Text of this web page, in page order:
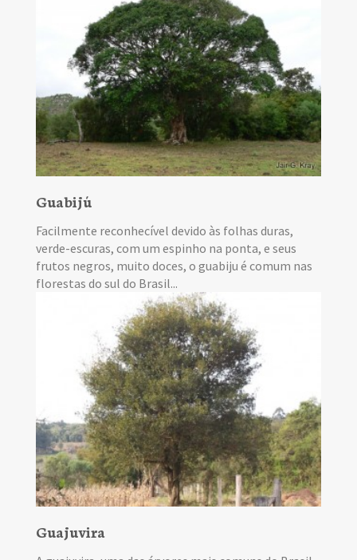
Guabijú
Facilmente reconhecível devido às folhas duras,
verde-escuras, com um espinho na ponta, e seus
frutos negros, muito doces, o guabiju é comum nas
florestas do sul do Brasil...
Guajuvira